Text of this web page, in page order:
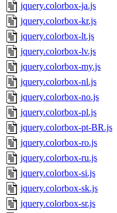
jquery.colorbox-ja.js
jquery.colorbox-kr.js
jquery.colorbox-lt.js
jquery.colorbox-lv.js
jquery.colorbox-my.js
jquery.colorbox-nl.js
jquery.colorbox-no.js
jquery.colorbox-pl.js
jquery.colorbox-pt-BR.js
jquery.colorbox-ro.js
jquery.colorbox-ru.js
jquery.colorbox-si.js
jquery.colorbox-sk.js
jquery.colorbox-sr.js